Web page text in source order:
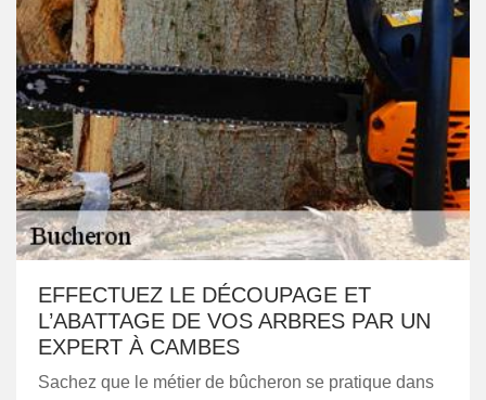
EFFECTUEZ LE DÉCOUPAGE ET
L’ABATTAGE DE VOS ARBRES PAR UN
EXPERT À CAMBES
Sachez que le métier de bûcheron se pratique dans